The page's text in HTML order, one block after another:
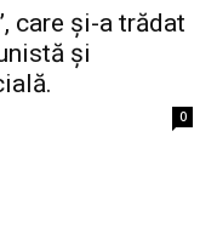
care și-a trădat
și
0